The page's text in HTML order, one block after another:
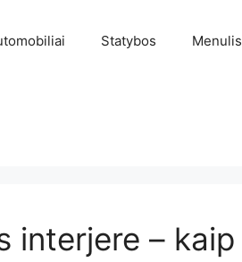
Statybos Menulis
interjere – kaip